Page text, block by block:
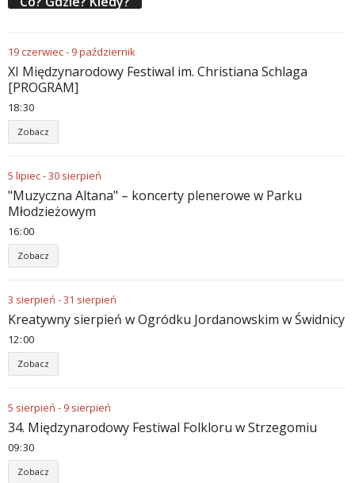
19czerwiec- 9październik
XI Międzynarodowy Festiwal im. Christiana Schlaga
[PROGRAM]
18 30
Zobacz
5 lipiec-30 sierpień
"Muzyczna Altana" – koncerty plenerowe w Parku
Młodzieżowym
16 00
Zobacz
3 sierpień -31 sierpień
Kreatywny sierpień w Ogródku Jordanowskim w Świdnicy
12 00
Zobacz
5 sierpień - 9 sierpień
34. Międzynarodowy Festiwal Folkloru w Strzegomiu
09 30
Zobacz